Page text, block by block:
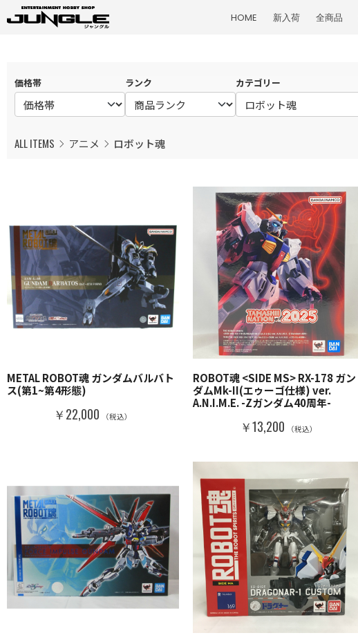
HOME 新入荷 全商品
価格帯 ランク カテゴリー
ALL ITEMS アニメ ロボット魂
METAL ROBOT魂 ガンダムバルバト
ス(第1~第4形態)
￥22,000 （税込）
ROBOT魂 <SIDE MS> RX-178 ガン
ダムMk-II(エゥーゴ仕様) ver.
A.N.I.M.E. -Zガンダム40周年-
￥13,200 （税込）